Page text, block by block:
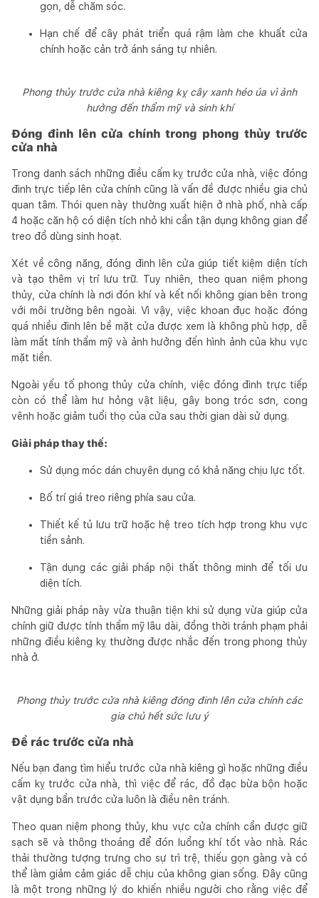
gọn, dễ chăm sóc.
Hạn chế để cây phát triển quá rậm làm che khuất cửa
chính hoặc cản trở ánh sáng tự nhiên.
Phong thủy trước cửa nhà kiêng kỵ cây xanh héo úa vì ảnh
hưởng đến thẩm mỹ và sinh khí
Đóng đinh lên cửa chính trong phong thủy trước
cửa nhà
Trong danh sách những điều cấm kỵ trước cửa nhà, việc đóng
đinh trực tiếp lên cửa chính cũng là vấn đề được nhiều gia chủ
quan tâm. Thói quen này thường xuất hiện ở nhà phố, nhà cấp
4 hoặc căn hộ có diện tích nhỏ khi cần tận dụng không gian để
treo đồ dùng sinh hoạt.
Xét về công năng, đóng đinh lên cửa giúp tiết kiệm diện tích
và tạo thêm vị trí lưu trữ. Tuy nhiên, theo quan niệm phong
thủy, cửa chính là nơi đón khí và kết nối không gian bên trong
với môi trường bên ngoài. Vì vậy, việc khoan đục hoặc đóng
quá nhiều đinh lên bề mặt cửa được xem là không phù hợp, dễ
làm mất tính thẩm mỹ và ảnh hưởng đến hình ảnh của khu vực
mặt tiền.
Ngoài yếu tố phong thủy cửa chính, việc đóng đinh trực tiếp
còn có thể làm hư hỏng vật liệu, gây bong tróc sơn, cong
vênh hoặc giảm tuổi thọ của cửa sau thời gian dài sử dụng.
Giải pháp thay thế:
Sử dụng móc dán chuyên dụng có khả năng chịu lực tốt.
Bố trí giá treo riêng phía sau cửa.
Thiết kế tủ lưu trữ hoặc hệ treo tích hợp trong khu vực
tiền sảnh.
Tận dụng các giải pháp nội thất thông minh để tối ưu
diện tích.
Những giải pháp này vừa thuận tiện khi sử dụng vừa giúp cửa
chính giữ được tính thẩm mỹ lâu dài, đồng thời tránh phạm phải
những điều kiêng kỵ thường được nhắc đến trong phong thủy
nhà ở.
Phong thủy trước cửa nhà kiêng đóng đinh lên cửa chính các
gia chủ hết sức lưu ý
Để rác trước cửa nhà
Nếu bạn đang tìm hiểu trước cửa nhà kiêng gì hoặc những điều
cấm kỵ trước cửa nhà, thì việc để rác, đồ đạc bừa bộn hoặc
vật dụng bẩn trước cửa luôn là điều nên tránh.
Theo quan niệm phong thủy, khu vực cửa chính cần được giữ
sạch sẽ và thông thoáng để đón luồng khí tốt vào nhà. Rác
thải thường tượng trưng cho sự trì trệ, thiếu gọn gàng và có
thể làm giảm cảm giác dễ chịu của không gian sống. Đây cũng
là một trong những lý do khiến nhiều người cho rằng việc để